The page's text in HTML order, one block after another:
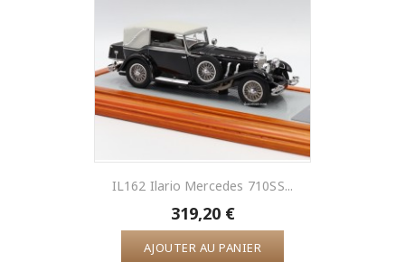
IL162 Ilario Mercedes 710SS...
319,20 €
AJOUTER AU PANIER